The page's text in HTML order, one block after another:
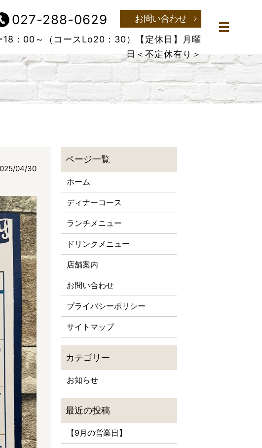
027-288-0629
お問い合わせ
18：00～（コースLo20：30）
【定休日】月曜
日＜不定休有り＞
メニュ
04/30
ホーム
ディナーコース
ランチメニュー
ドリンクメニュー
店舗案内
お問い合わせ
プライバシーポリシー
サイトマップ
お知らせ
【9月の営業日】